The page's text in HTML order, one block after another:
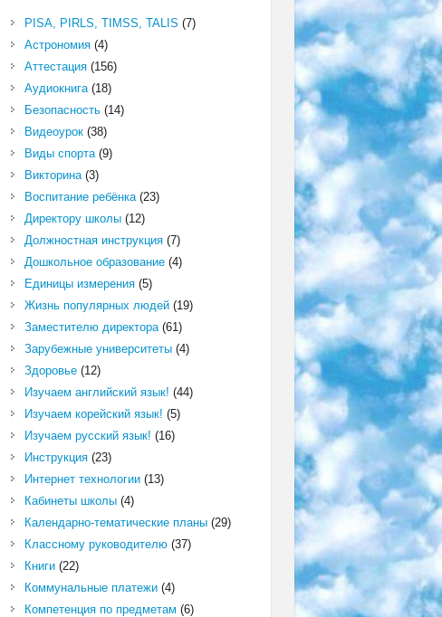
PISA, PIRLS, TIMSS, TALIS (7)
Астрономия(4)
Аттестация(156)
Аудиокнига(18)
Безопасность(14)
Видеоурок(38)
Виды спорта(9)
Викторина(3)
Воспитание ребёнка(23)
Директору школы(12)
Должностная инструкция(7)
Дошкольное образование(4)
Единицы измерения(5)
Жизнь популярных людей(19)
Заместителю директора(61)
Зарубежные университеты(4)
Здоровье(12)
Изучаем английский язык! (44)
Изучаем корейский язык! (5)
Изучаем русский язык! (16)
Инструкция(23)
Интернет технологии(13)
Кабинеты школы(4)
Календарно-тематические планы(29)
Классному руководителю(37)
Книги(22)
Коммунальные платежи(4)
Компетенция по предметам (6)